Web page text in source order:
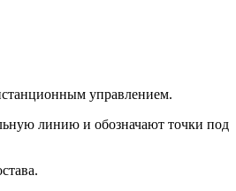
управлением.
линию и обозначают точки под